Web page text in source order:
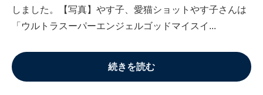
しました。【写真】やす子、愛猫ショットやす子さんは
「ウルトラスーパーエンジェルゴッドマイスイ...
続きを読む